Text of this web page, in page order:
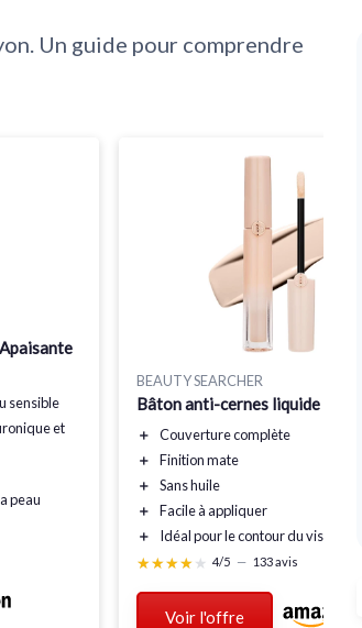
Un guide pour comprendre
sensible
et
peau
BEAUTY SEARCHER
Bâton anti-cernes liquide #02
＋
Couverture complète
＋
Finition mate
＋
Sans huile
＋
Facile à appliquer
＋
Idéal pour le contour du visage
★★★★★
★★★★★ 4/5 — 133 avis
Voir l'offre